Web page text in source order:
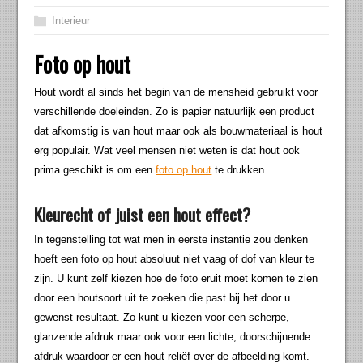
Interieur
Foto op hout
Hout wordt al sinds het begin van de mensheid gebruikt voor
verschillende doeleinden. Zo is papier natuurlijk een product
dat afkomstig is van hout maar ook als bouwmateriaal is hout
erg populair. Wat veel mensen niet weten is dat hout ook
prima geschikt is om eenfoto op hout te drukken.
Kleurecht of juist een hout effect?
In tegenstelling tot wat men in eerste instantie zou denken
hoeft een foto op hout absoluut niet vaag of dof van kleur te
zijn. U kunt zelf kiezen hoe de foto eruit moet komen te zien
door een houtsoort uit te zoeken die past bij het door u
gewenst resultaat. Zo kunt u kiezen voor een scherpe,
glanzende afdruk maar ook voor een lichte, doorschijnende
afdruk waardoor er een hout reliëf over de afbeelding komt.